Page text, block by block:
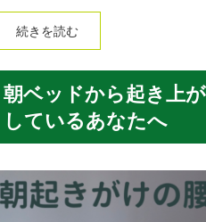
続きを読む
朝ベッドから起き上
しているあなたへ